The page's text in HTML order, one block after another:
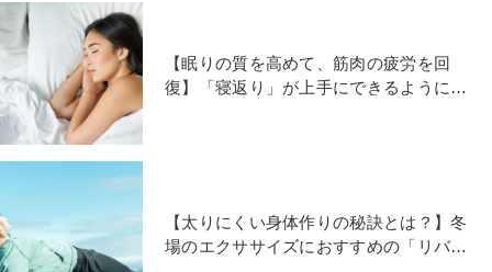
【眠りの質を高めて、筋肉の疲労を回
復】「寝返り」が上手にできるようにな
【太りにくい身体作りの秘訣とは？】冬
場のエクササイズにおすすめの「リバー